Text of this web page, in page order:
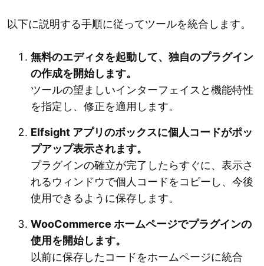
以下に説明する手順に従ってツールを統合します。
無料のエディタを起動して、独自のプラグイン
の作成を開始します。
ツールの望ましいインターフェイスと機能特性
を指定し、修正を適用します。
Elfsight アプリのボックスに個人コードがポッ
プアップ表示されます。
プラグインの確立が完了したらすぐに、表示さ
れるウィンドウで個人コードをコピーし、今後
使用できるように保存します。
WooCommerce ホームページでプラグインの
使用を開始します。
以前に保存したコードをホームページに統合